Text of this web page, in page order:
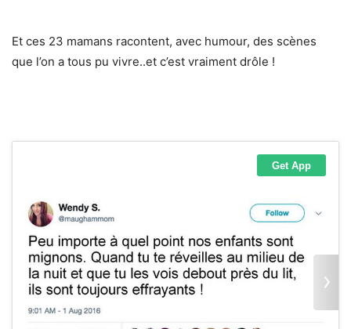
Et ces 23 mamans racontent, avec humour, des scènes
que l’on a tous pu vivre..et c’est vraiment drôle !